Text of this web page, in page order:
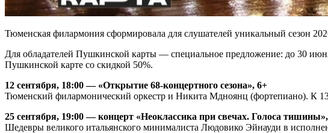
Тюменская филармония сформировала для слушателей уникальный сезон
Для обладателей Пушкинской карты — специальное предложение: до 30
Пушкинской карте со скидкой 50%.
12 сентября, 18:00 — «Открытие 68-концертного сезона», 6+
Тюменский филармонический оркестр и Никита Мдноянц (фортепиано). К
25 сентября, 19:00 — концерт «Неоклассика при свечах. Голоса
Шедевры великого итальянского минималиста Людовико Эйнауди в